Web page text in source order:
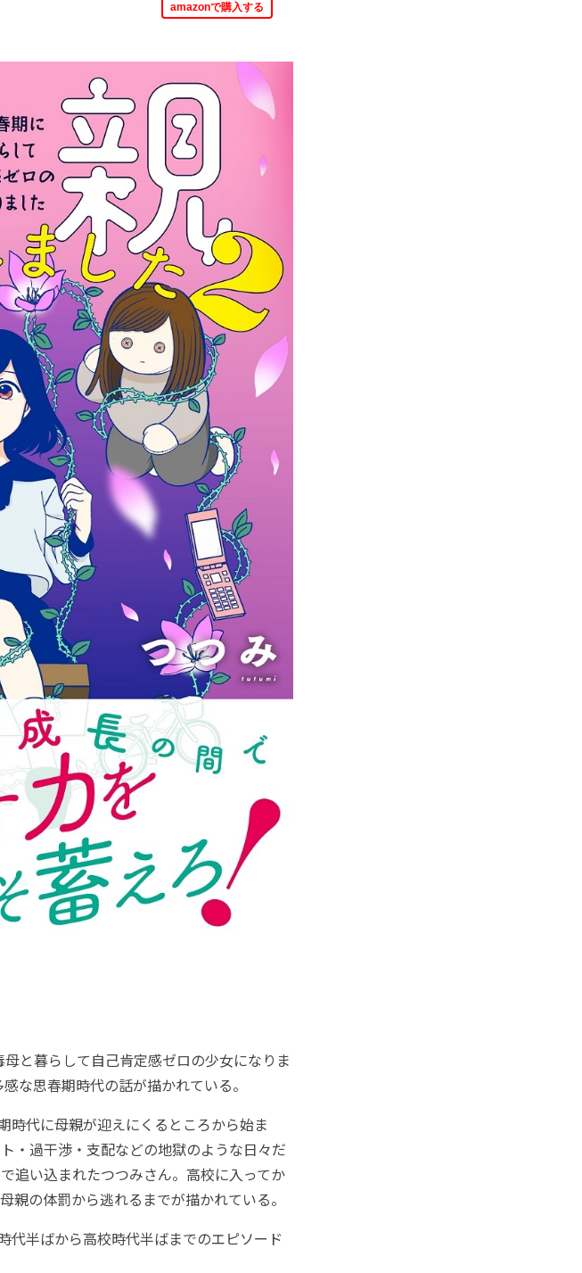
amazonで購入する
と暮らして自己肯定感ゼロの少女になりま
な思春期時代の話が描かれている。
時代に母親が迎えにくるところから始ま
・過干渉・支配などの地獄のような日々だ
追い込まれたつつみさん。高校に入ってか
親の体罰から逃れるまでが描かれている。
代半ばから高校時代半ばまでのエピソード